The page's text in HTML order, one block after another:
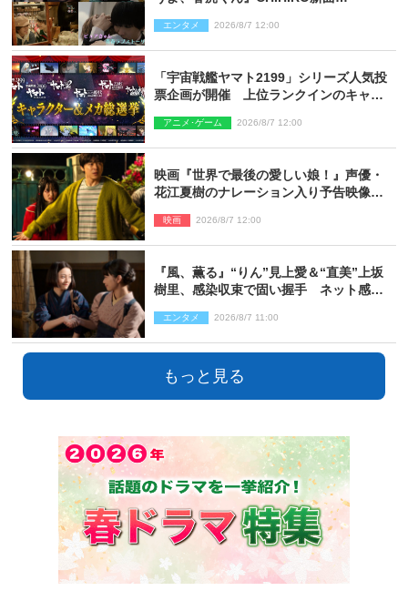
エンタメ 2026/8/7 12:00
「宇宙戦艦ヤマト2199」シリーズ人気投
票企画が開催 上位ランクインのキャラ
を制作
アニメ･ゲーム 2026/8/7 12:00
映画『世界で最後の愛しい娘！』声優・
花江夏樹のナレーション入り予告映像解
い！」
映画 2026/8/7 12:00
『風、薫る』“りん”見上愛＆“直美”上坂
樹里、感染収束で固い握手 ネット感動
エンタメ 2026/8/7 11:00
もっと見る